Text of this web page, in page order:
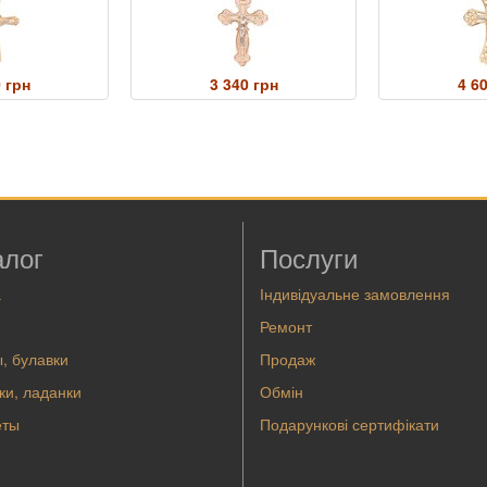
грн 3 340 грн 4
булавки
ладанки
Послуги
Індивідуальне замовлення
Ремонт
Продаж
Обмін
Подарункові сертифікати